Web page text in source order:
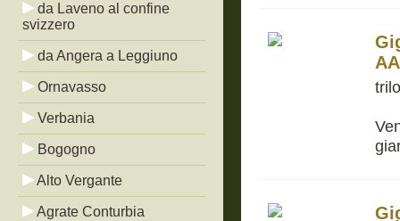
da Laveno al confine
svizzero
da Angera a Leggiuno
Ornavasso
Verbania
Bogogno
Alto Vergante
Agrate Conturbia